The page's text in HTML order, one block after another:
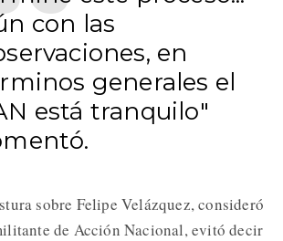
con las
en
generales el
está tranquilo"
sobre Felipe Velázquez, consideró
de Acción Nacional, evitó decir